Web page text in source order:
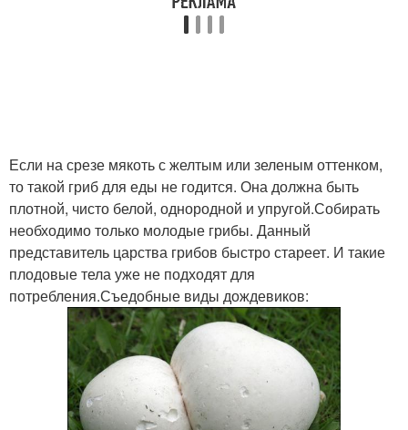
Если на срезе мякоть с желтым или зеленым оттенком,
то такой гриб для еды не годится. Она должна быть
плотной, чисто белой, однородной и упругой.Собирать
необходимо только молодые грибы. Данный
представитель царства грибов быстро стареет. И такие
плодовые тела уже не подходят для
потребления.Съедобные виды дождевиков: